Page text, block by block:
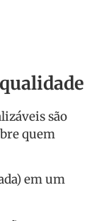
são
quem
em um